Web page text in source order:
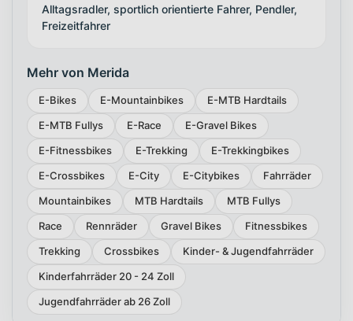
Alltagsradler, sportlich orientierte Fahrer, Pendler,
Freizeitfahrer
Mehr von Merida
E-Bikes E-Mountainbikes
E-MTB Hardtails
E-MTB Fullys
E-Race
E-Gravel Bikes
E-Fitnessbikes
E-Trekking
E-Trekkingbikes
E-Crossbikes
E-City E-Citybikes
Fahrräder
Mountainbikes
MTB Hardtails
MTB Fullys
Race
Rennräder Gravel Bikes
Fitnessbikes
Trekking
Crossbikes
Kinder- & Jugendfahrräder
Kinderfahrräder 20 - 24 Zoll
Jugendfahrräder ab 26 Zoll